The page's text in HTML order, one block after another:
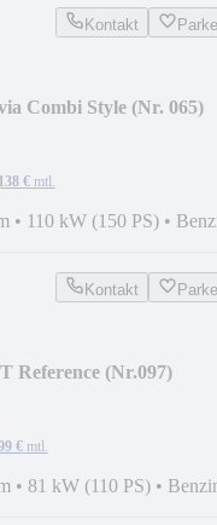
Kontakt
Combi Style (Nr. 065)
138 € mtl.
• 110 kW (150 PS) •
Kontakt
Reference (Nr.097)
€ mtl.
• 81 kW (110 PS) •